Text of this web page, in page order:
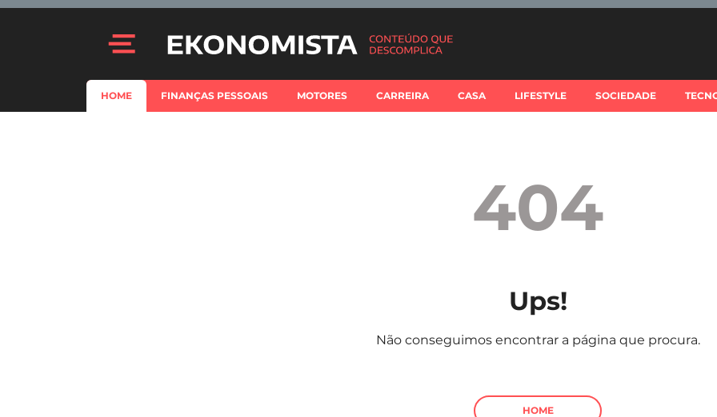
HOME FINANÇAS PESSOAIS MOTORES CARREIRA CASA LIFESTYLE SOCIEDADE
404
Ups!
Não conseguimos encontrar a página que procura.
HOME